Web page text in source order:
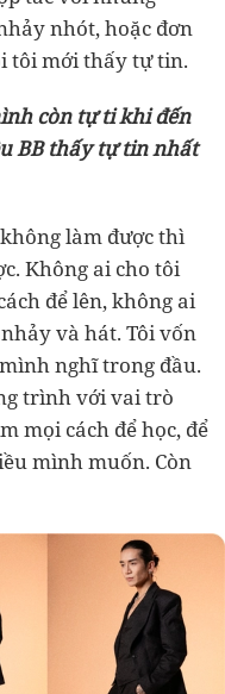
nhót, hoặc đơn
tôi mới thấy tự tin.
còn tự ti khi đến
BB thấy tự tin nhất
làm được thì
Không ai cho tôi
để lên, không ai
và hát. Tôi vốn
nghĩ trong đầu.
trình với vai trò
mọi cách để học, để
mình muốn. Còn